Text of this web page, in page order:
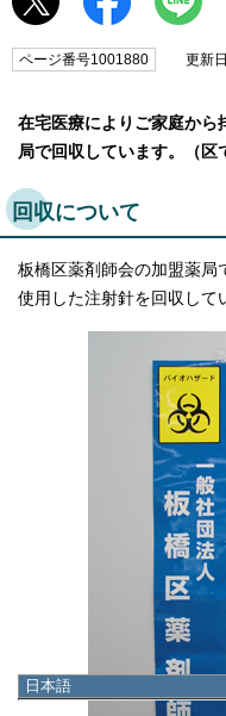
日本語
ページ番号1001880 更新日
在宅医療によりご家庭から
局で回収しています。（区
回収について
板橋区薬剤師会の加盟薬局
使用した注射針を回収して